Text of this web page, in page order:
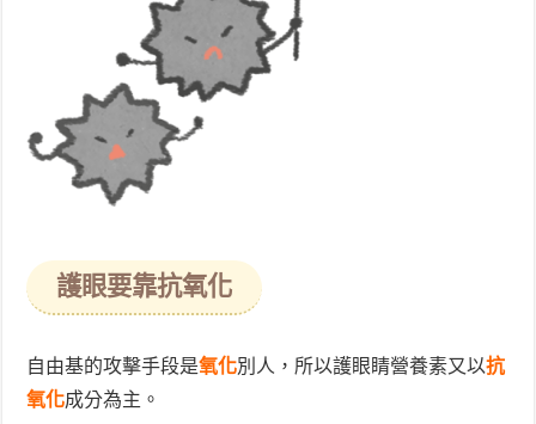
護眼要靠抗氧化
自由基的攻擊手段是氧化別人，所以護眼睛營養素又以抗
氧化成分為主。